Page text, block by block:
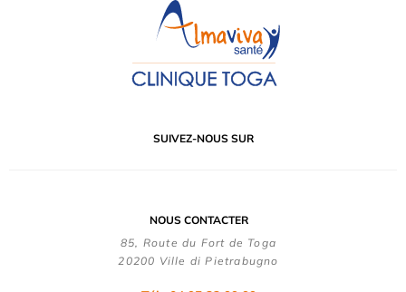
SUIVEZ-NOUS SUR
NOUS CONTACTER
85, Route du Fort de Toga
20200 Ville di Pietrabugno